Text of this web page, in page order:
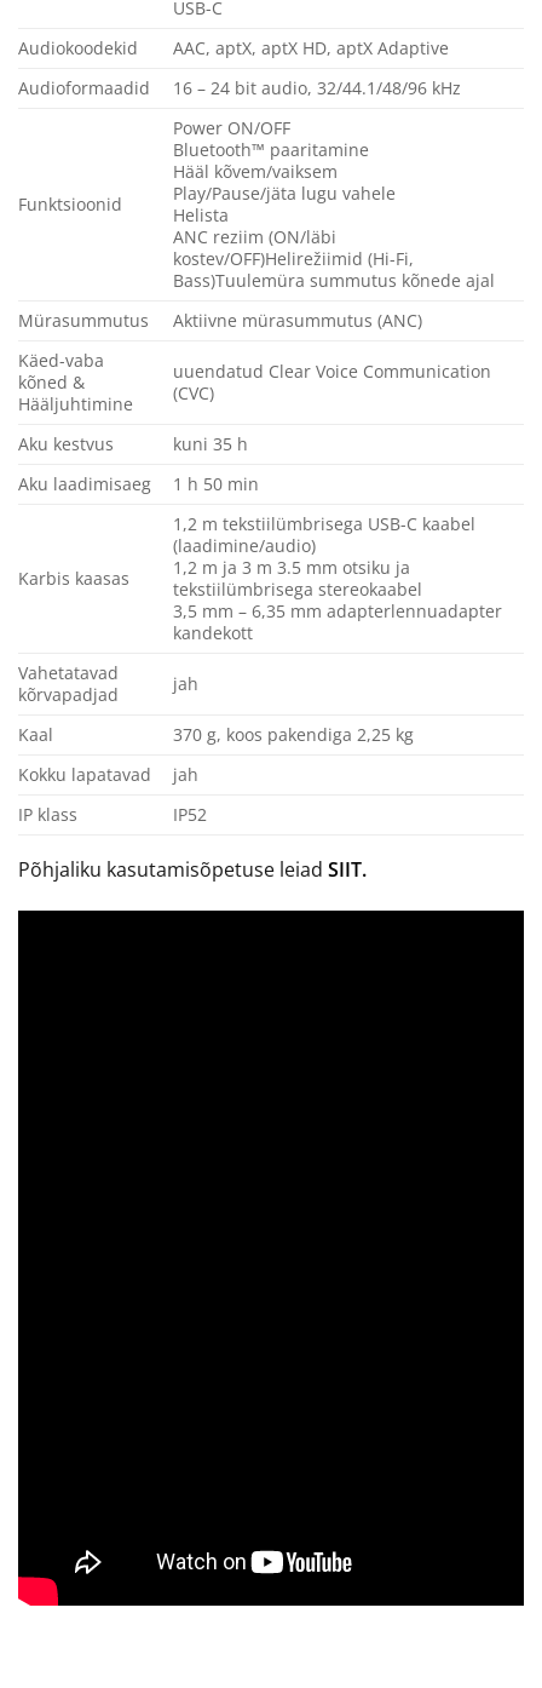
USB-C
Audiokoodekid
AAC, aptX, aptX HD, aptX Adaptive
Audioformaadid
16 – 24 bit audio, 32/44.1/48/96 kHz
Funktsioonid
Power ON/OFF
Bluetooth™ paaritamine
Hääl kõvem/vaiksem
Play/Pause/jäta lugu vahele
Helista
ANC reziim (ON/läbi
kostev/OFF)Helirežiimid (Hi-Fi,
Bass)Tuulemüra summutus kõnede ajal
Mürasummutus
Aktiivne mürasummutus (ANC)
Käed-vaba
kõned &
Hääljuhtimine
uuendatud Clear Voice Communication
(CVC)
Aku kestvus
kuni 35 h
Aku laadimisaeg
1 h 50 min
Karbis kaasas
1,2 m tekstiilümbrisega USB-C kaabel
(laadimine/audio)
1,2 m ja 3 m 3.5 mm otsiku ja
tekstiilümbrisega stereokaabel
3,5 mm – 6,35 mm adapterlennuadapter
kandekott
Vahetatavad
kõrvapadjad
jah
Kaal
370 g, koos pakendiga 2,25 kg
Kokku lapatavad
jah
IP klass
IP52
Põhjaliku kasutamisõpetuse leiad SIIT.